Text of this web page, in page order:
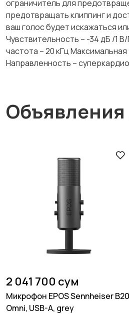
ограничитель для
предотвращать клиппинг и
ваш голос будет искажаться
Чувствительность – -34 дБ /1
частота – 20 кГц
Направленность –
Объявления
2 041 700 сум
Микрофон EPOS Sennheiser
Omni, USB-A, grey